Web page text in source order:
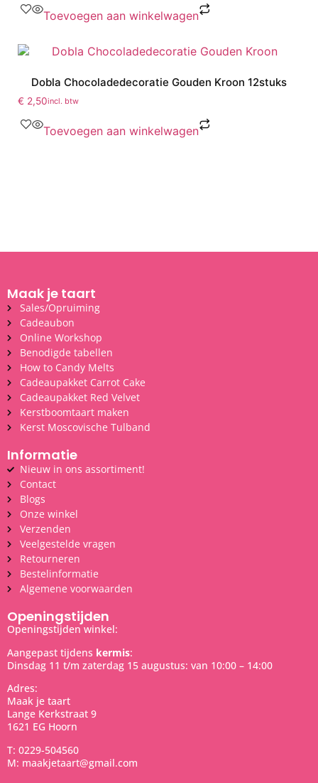
Toevoegen aan winkelwagen
Dobla Chocoladedecoratie Gouden Kroon 12stuks
€ 2,50incl. btw
Toevoegen aan winkelwagen
Maak je taart
Sales/Opruiming
Cadeaubon
Online Workshop
Benodigde tabellen
How to Candy Melts
Cadeaupakket Carrot Cake
Cadeaupakket Red Velvet
Kerstboomtaart maken
Kerst Moscovische Tulband
Informatie
Nieuw in ons assortiment!
Contact
Blogs
Onze winkel
Verzenden
Veelgestelde vragen
Retourneren
Bestelinformatie
Algemene voorwaarden
Openingstijden
Openingstijden winkel:
Aangepast tijdens kermis:
Dinsdag 11 t/m zaterdag 15 augustus: van 10:00 – 14:00
Adres:
Maak je taart
Lange Kerkstraat 9
1621 EG Hoorn
T: 0229-504560
M: maakjetaart@gmail.com